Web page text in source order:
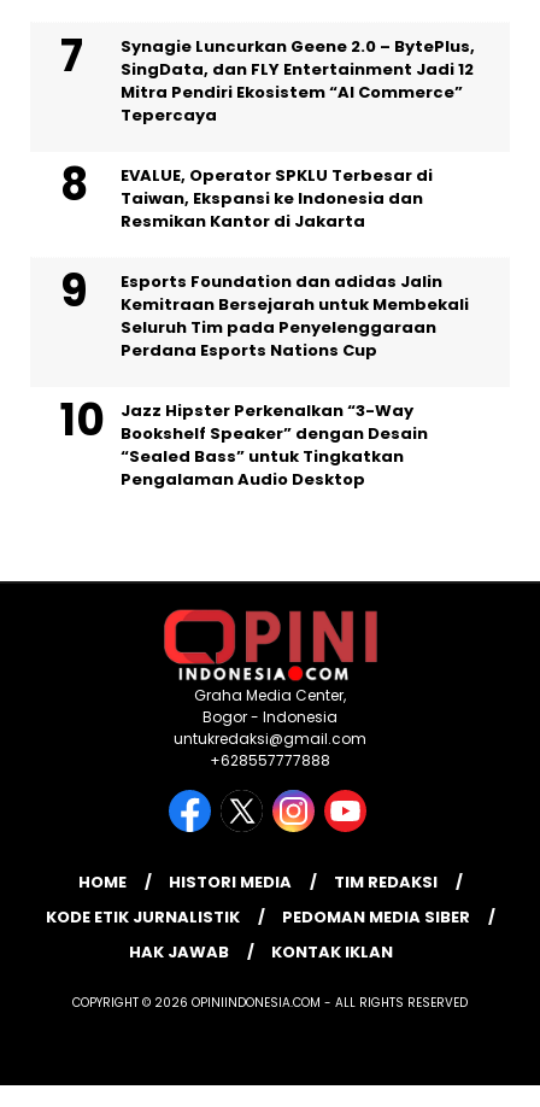
Synagie Luncurkan Geene 2.0 – BytePlus,
SingData, dan FLY Entertainment Jadi 12
Mitra Pendiri Ekosistem “AI Commerce”
Tepercaya
EVALUE, Operator SPKLU Terbesar di
Taiwan, Ekspansi ke Indonesia dan
Resmikan Kantor di Jakarta
Esports Foundation dan adidas Jalin
Kemitraan Bersejarah untuk Membekali
Seluruh Tim pada Penyelenggaraan
Perdana Esports Nations Cup
Jazz Hipster Perkenalkan “3-Way
Bookshelf Speaker” dengan Desain
“Sealed Bass” untuk Tingkatkan
Pengalaman Audio Desktop
Graha Media Center,
Bogor - Indonesia
untukredaksi@gmail.com
+628557777888
HOME HISTORI MEDIA
TIM REDAKSI
KODE ETIK JURNALISTIK
PEDOMAN MEDIA SIBER
HAK JAWAB
KONTAK IKLAN
COPYRIGHT © 2026 OPINIINDONESIA.COM - ALL RIGHTS RESERVED